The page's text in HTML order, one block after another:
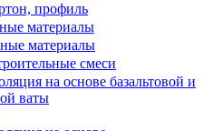
профиль
материалы
материалы
смеси
на основе базальтовой и
ваты